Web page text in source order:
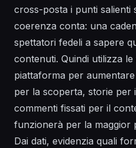
cross-posta i punti salienti
coerenza conta: una
spettatori fedeli a sapere
contenuti. Quindi utilizza
piattaforma per
per la scoperta, storie per
commenti fissati per il
funzionerà per la maggior
Dai dati, evidenzia quali